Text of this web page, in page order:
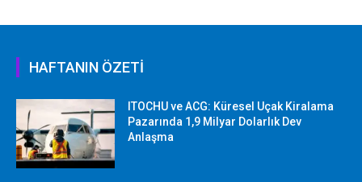
HAFTANIN ÖZETİ
ITOCHU ve ACG: Küresel Uçak Kiralama
Pazarında 1,9 Milyar Dolarlık Dev
Anlaşma